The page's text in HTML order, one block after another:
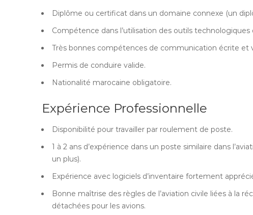
Diplôme ou certificat dans un domaine connexe (un
Compétence dans l’utilisation des outils
Très bonnes compétences de communication écrite et
Permis de conduire valide.
Nationalité marocaine obligatoire.
Expérience Professionnelle
Disponibilité pour travailler par roulement de poste.
1 à 2 ans d’expérience dans un poste similaire dans
un plus).
Expérience avec logiciels d’inventaire fortement
Bonne maîtrise des règles de l’aviation civile liées à la
détachées pour les avions.